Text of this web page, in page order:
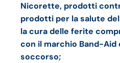
Nicorette, prodotti
prodotti per la salute
la cura delle ferite
con il marchio Band-
soccorso;